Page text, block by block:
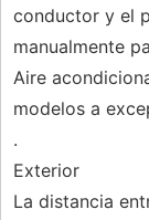
conductor y el
manualmente
Aire
modelos a
.
Exterior
La distancia